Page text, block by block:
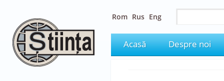
Rom Rus Eng
Acasă Despre noi